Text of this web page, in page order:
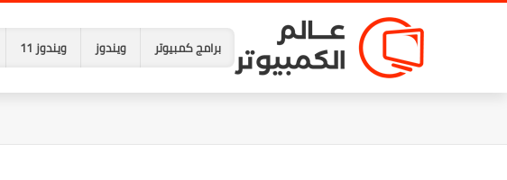
برامج كمبيوتر ويندوز ويندوز 11